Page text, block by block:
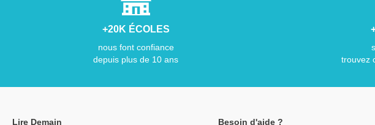
+20K ÉCOLES
nous font confiance
depuis plus de 10 ans
trouvez
Lire Demain Besoin d'aide ?